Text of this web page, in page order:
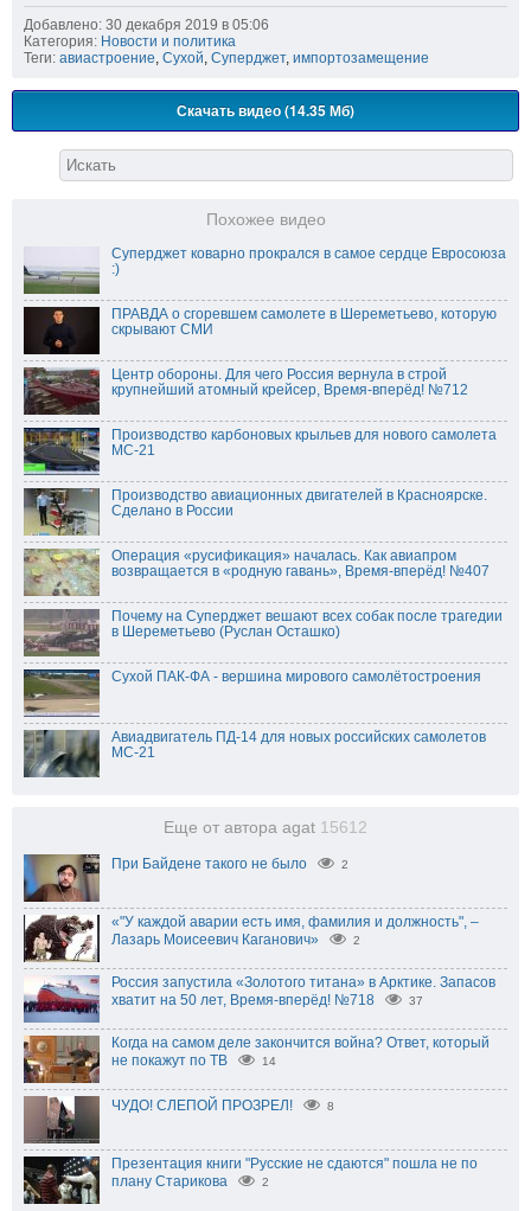
Добавлено: 30 декабря 2019 в 05:06
Категория: Новости и политика
Теги: авиастроение, Сухой, Суперджет, импортозамещение
Скачать видео (14.35 Мб)
Похожее видео
Суперджет коварно прокрался в самое сердце Евросоюза
:)
ПРАВДА о сгоревшем самолете в Шереметьево, которую
скрывают СМИ
Центр обороны. Для чего Россия вернула в строй
крупнейший атомный крейсер, Время-вперёд! №712
Производство карбоновых крыльев для нового самолета
МС-21
Производство авиационных двигателей в Красноярске.
Сделано в России
Операция «русификация» началась. Как авиапром
возвращается в «родную гавань», Время-вперёд! №407
Почему на Суперджет вешают всех собак после трагедии
в Шереметьево (Руслан Осташко)
Сухой ПАК-ФА - вершина мирового самолётостроения
Авиадвигатель ПД-14 для новых российских самолетов
МС-21
Еще от автора agat 15612
При Байдене такого не было 2
«"У каждой аварии есть имя, фамилия и должность", –
Лазарь Моисеевич Каганович»
2
Россия запустила «Золотого титана» в Арктике. Запасов
хватит на 50 лет, Время-вперёд! №718
37
Когда на самом деле закончится война? Ответ, который
не покажут по ТВ
14
ЧУДО! СЛЕПОЙ ПРОЗРЕЛ! 8
Презентация книги "Русские не сдаются" пошла не по
плану Старикова
2